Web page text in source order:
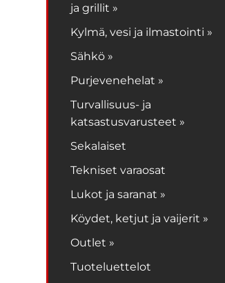
ja grillit »
Kylmä, vesi ja ilmastointi »
Sähkö »
Purjevenehelat »
Turvallisuus- ja
katsastusvarusteet »
Sekalaiset
Tekniset varaosat
Lukot ja saranat »
Köydet, ketjut ja vaijerit »
Outlet »
Tuoteluettelot